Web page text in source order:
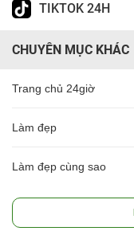
TIKTOK 24H
CHUYÊN MỤC KHÁC
Trang chủ 24giờ
Làm đẹp
Làm đẹp cùng sao